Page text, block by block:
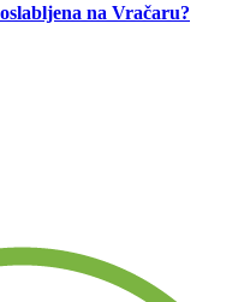
na Vračaru?